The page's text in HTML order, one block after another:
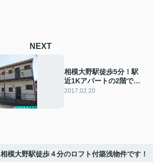
NEXT
相模大野駅徒歩5分！駅
近1Kアパートの2階で
す！
2017.02.20
相模大野駅徒歩４分のロフト付築浅物件です！